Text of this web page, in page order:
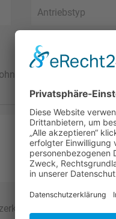
ohne Fernsteuerung
zu. *